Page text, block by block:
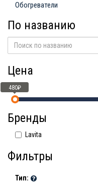
Обогреватели
По названию
Цена
480₽
Бренды
Lavita
Фильтры
Тип: